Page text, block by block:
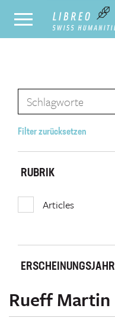
Filter zurücksetzen
RUBRIK
Articles
ERSCHEINUNGSJAHR
Rueff Martin